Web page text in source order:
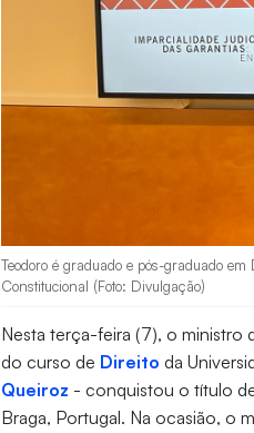
Teodoro é graduado e pós-graduado
Constitucional (Foto: Divulgação)
Nesta terça-feira (7), o ministro
do curso de Direito da
Queiroz - conquistou o título
Braga, Portugal. Na ocasião, o